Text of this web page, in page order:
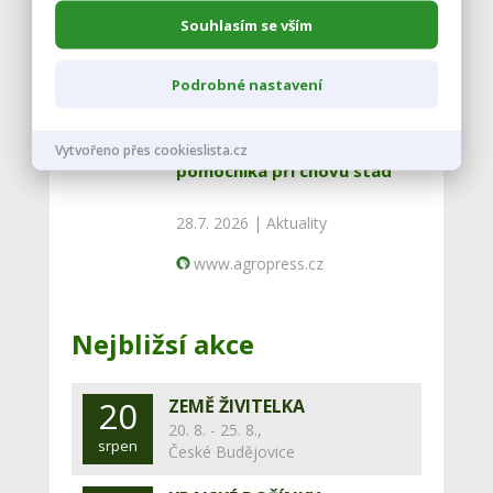
www.agropress.cz
výstavou ukazuje psa jako
pomocníka při chovu stád
28.7. 2026 | Aktuality
www.agropress.cz
Nejbližsí akce
20
srpen
ZEMĚ ŽIVITELKA
20. 8. - 25. 8.,
České Budějovice
Souhlasím se vším
Podrobné nastavení
Vytvořeno přes cookieslista.cz